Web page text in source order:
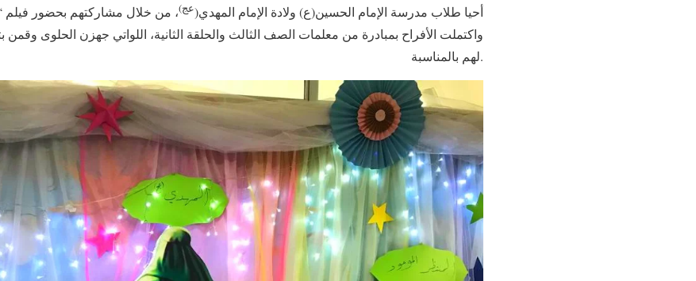
أحيا طلاب مدرسة الإمام الحسين(ع) ولادة الإمام المهدي(عج)، من خلال مشاركتهم بحضور فيلم
واكتملت الأفراح بمبادرة من معلمات الصف الثالث والحلقة الثانية، اللواتي جهزن الحلوى وقمن
لهم بالمناسبة.